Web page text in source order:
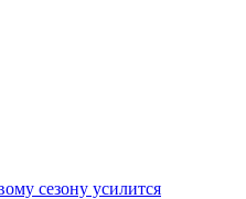
сезону усилится